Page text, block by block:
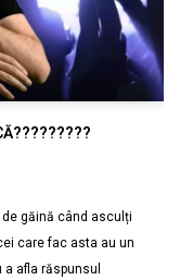
de găină când asculți
care fac asta au un
afla răspunsul